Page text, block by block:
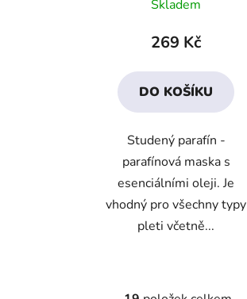
hodnocení
produktu
2,9
z
hvězdiček.
Skladem
269 Kč
DO KOŠÍKU
Studený parafín -
parafínová maska s
esenciálními oleji. Je
vhodný pro všechny typy
pleti včetně...